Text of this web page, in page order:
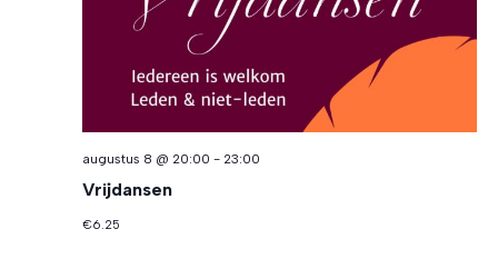
Vrijdansen
augustus 8 @ 20:00 - 23:00
€6.25